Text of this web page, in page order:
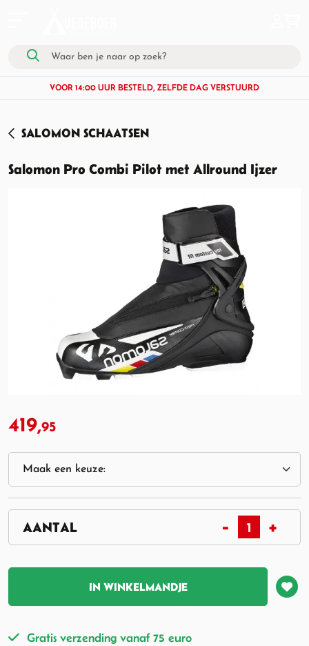
VOOR 14:00 UUR BESTELD, ZELFDE DAG VERSTUURD
SALOMON SCHAATSEN
Salomon Pro Combi Pilot met Allround Ijzer
419,95
IN WINKELMANDJE
Gratis verzending vanaf 75 euro